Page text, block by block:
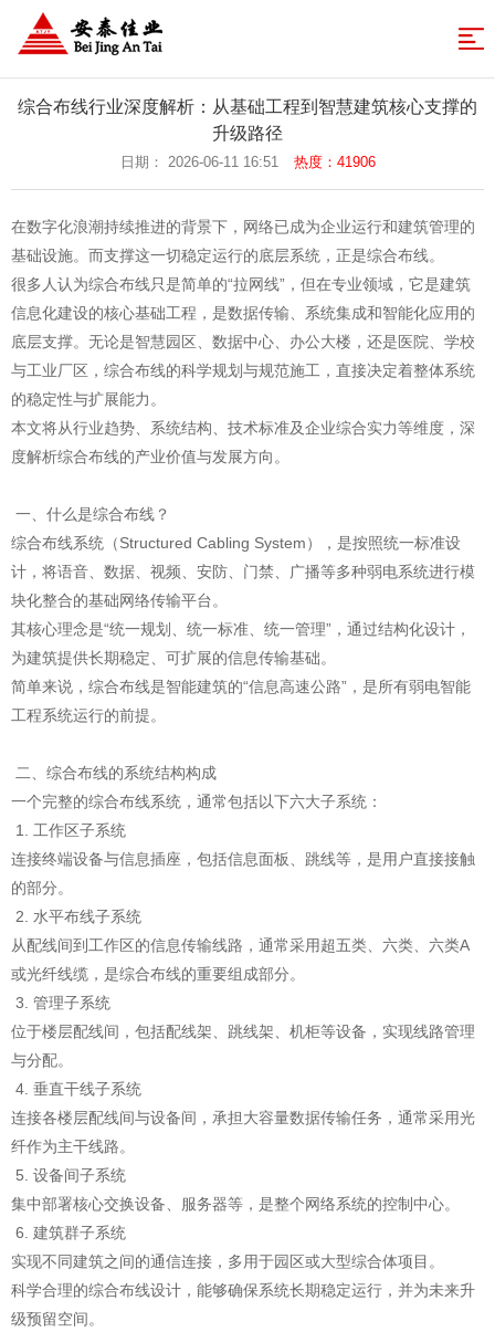
站
航
业
例
方
案
闻
中
心
关
于
安
泰
联
系
我
们
返
回
首
综合布线行业深度解析：从基础工程到智慧建筑核心支撑的
升级路径
日期： 2026-06-11 16:51 热度：41906
在数字化浪潮持续推进的背景下，网络已成为企业运行和建筑管理的
基础设施。而支撑这一切稳定运行的底层系统，正是综合布线。
很多人认为综合布线只是简单的“拉网线”，但在专业领域，它是建筑
信息化建设的核心基础工程，是数据传输、系统集成和智能化应用的
底层支撑。无论是智慧园区、数据中心、办公大楼，还是医院、学校
与工业厂区，综合布线的科学规划与规范施工，直接决定着整体系统
的稳定性与扩展能力。
本文将从行业趋势、系统结构、技术标准及企业综合实力等维度，深
度解析综合布线的产业价值与发展方向。
一、什么是综合布线？
综合布线系统（Structured Cabling System），是按照统一标准设
计，将语音、数据、视频、安防、门禁、广播等多种弱电系统进行模
块化整合的基础网络传输平台。
其核心理念是“统一规划、统一标准、统一管理”，通过结构化设计，
为建筑提供长期稳定、可扩展的信息传输基础。
简单来说，综合布线是智能建筑的“信息高速公路”，是所有弱电智能
工程系统运行的前提。
二、综合布线的系统结构构成
一个完整的综合布线系统，通常包括以下六大子系统：
1. 工作区子系统
连接终端设备与信息插座，包括信息面板、跳线等，是用户直接接触
的部分。
2. 水平布线子系统
从配线间到工作区的信息传输线路，通常采用超五类、六类、六类A
或光纤线缆，是综合布线的重要组成部分。
3. 管理子系统
位于楼层配线间，包括配线架、跳线架、机柜等设备，实现线路管理
与分配。
4. 垂直干线子系统
连接各楼层配线间与设备间，承担大容量数据传输任务，通常采用光
纤作为主干线路。
5. 设备间子系统
集中部署核心交换设备、服务器等，是整个网络系统的控制中心。
6. 建筑群子系统
实现不同建筑之间的通信连接，多用于园区或大型综合体项目。
科学合理的综合布线设计，能够确保系统长期稳定运行，并为未来升
级预留空间。